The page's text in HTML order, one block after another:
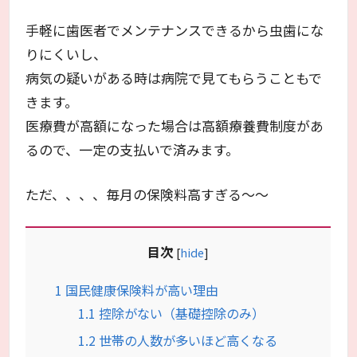
手軽に歯医者でメンテナンスできるから虫歯にな
りにくいし、
病気の疑いがある時は病院で見てもらうこともで
きます。
医療費が高額になった場合は高額療養費制度があ
るので、一定の支払いで済みます。
ただ、、、、毎月の保険料高すぎる～～
目次 [hide]
1 国民健康保険料が高い理由
1.1 控除がない（基礎控除のみ）
1.2 世帯の人数が多いほど高くなる